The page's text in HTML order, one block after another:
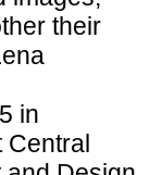
their
in
Central